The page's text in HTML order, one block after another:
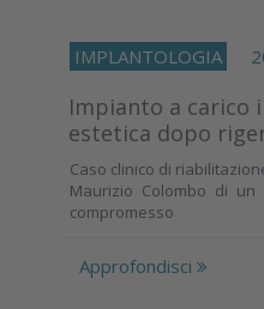
IMPLANTOLOGIA
Impianto a carico
estetica dopo
Caso clinico di
Maurizio Colombo di
compromesso
Approfondisci